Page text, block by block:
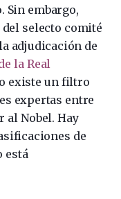
embargo,
selecto comité
adjudicación de
la Real
existe un filtro
expertas entre
al Nobel. Hay
de
está